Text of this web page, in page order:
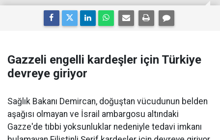
Gazzeli engelli kardeşler için Türkiye
devreye giriyor
Sağlık Bakanı Demircan, doğuştan vücudunun belden
aşağısı olmayan ve İsrail ambargosu altındaki
Gazze'de tıbbi yoksunluklar nedeniyle tedavi imkanı